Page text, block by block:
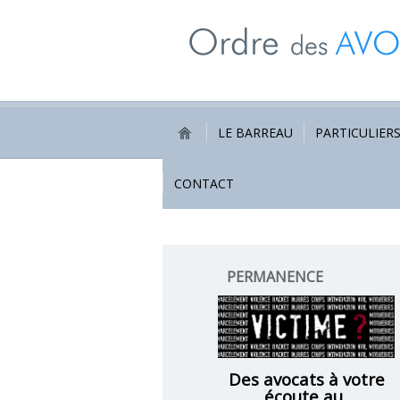
LE BARREAU PARTICULIERS
CONTACT
PERMANENCE
VICTIMES
Des avocats à votre